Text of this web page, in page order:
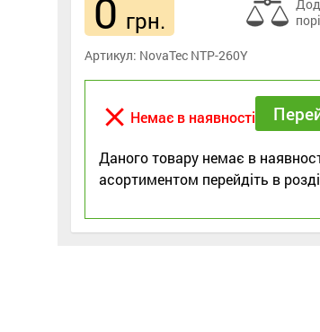
0 грн.
Артикул: NovaTec NTP-260Y
close Немає в наявності
Даного товару немає в
асортиментом перейдіть в